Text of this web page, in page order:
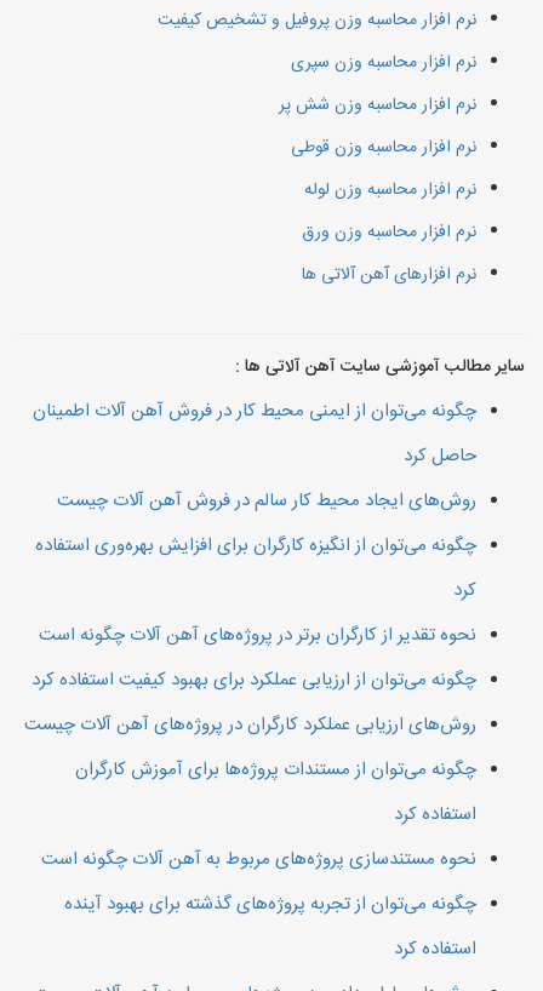
نرم افزار محاسبه وزن پروفیل و تشخیص کیفیت
نرم افزار محاسبه وزن سپری
نرم افزار محاسبه وزن شش پر
نرم افزار محاسبه وزن قوطی
نرم افزار محاسبه وزن لوله
نرم افزار محاسبه وزن ورق
نرم افزارهای آهن آلاتی ها
سایر مطالب آموزشی سایت آهن آلاتی ها :
چگونه می‌توان از ایمنی محیط کار در فروش آهن آلات اطمینان
حاصل کرد
روش‌های ایجاد محیط کار سالم در فروش آهن آلات چیست
چگونه می‌توان از انگیزه کارگران برای افزایش بهره‌وری استفاده
کرد
نحوه تقدیر از کارگران برتر در پروژه‌های آهن آلات چگونه است
چگونه می‌توان از ارزیابی عملکرد برای بهبود کیفیت استفاده کرد
روش‌های ارزیابی عملکرد کارگران در پروژه‌های آهن آلات چیست
چگونه می‌توان از مستندات پروژه‌ها برای آموزش کارگران
استفاده کرد
نحوه مستندسازی پروژه‌های مربوط به آهن آلات چگونه است
چگونه می‌توان از تجربه پروژه‌های گذشته برای بهبود آینده
استفاده کرد